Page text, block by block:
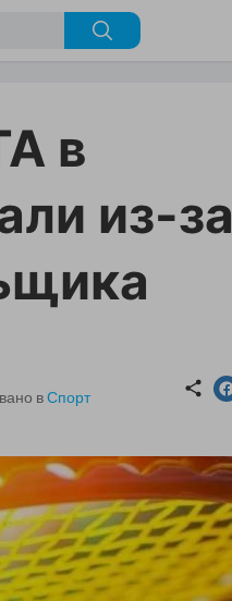
в
из-за
вСпорт